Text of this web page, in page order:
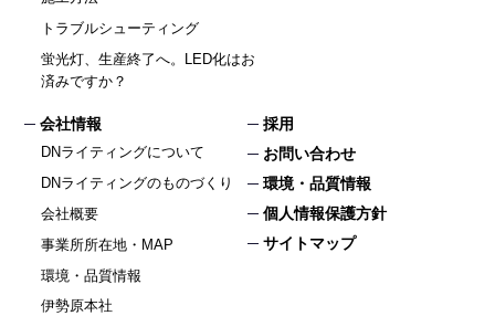
トラブルシューティング
蛍光灯、生産終了へ。LED化はお
済みですか？
会社情報
DNライティングについて
DNライティングのものづくり
会社概要
事業所所在地・MAP
環境・品質情報
伊勢原本社
採用
お問い合わせ
環境・品質情報
個人情報保護方針
サイトマップ